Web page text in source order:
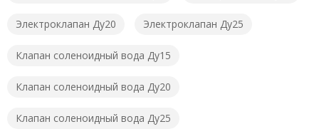
Электроклапан Ду20 Электроклапан Ду25
Клапан соленоидный вода Ду15
Клапан соленоидный вода Ду20
Клапан соленоидный вода Ду25